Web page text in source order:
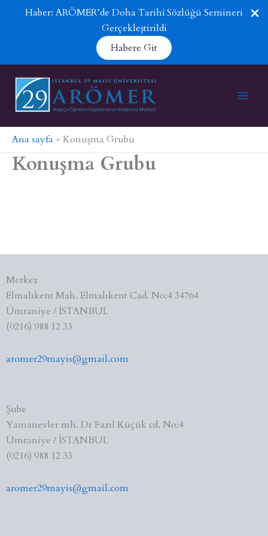
Haber: ARÖMER’de Doha Tarihî Sözlüğü Semineri
Gerçekleştirildi
Habere Git
Ana sayfa Konuşma Grubu
Konuşma Grubu
Merkez
Elmalıkent Mah. Elmalıkent Cad. No:4 34764
Ümraniye / İSTANBUL
(0216) 988 12 33
aromer29mayis@gmail.com
Şube
Yamanevler mh. Dr Fazıl Küçük cd. No:4
Ümraniye / İSTANBUL
(0216) 988 12 33
aromer29mayis@gmail.com